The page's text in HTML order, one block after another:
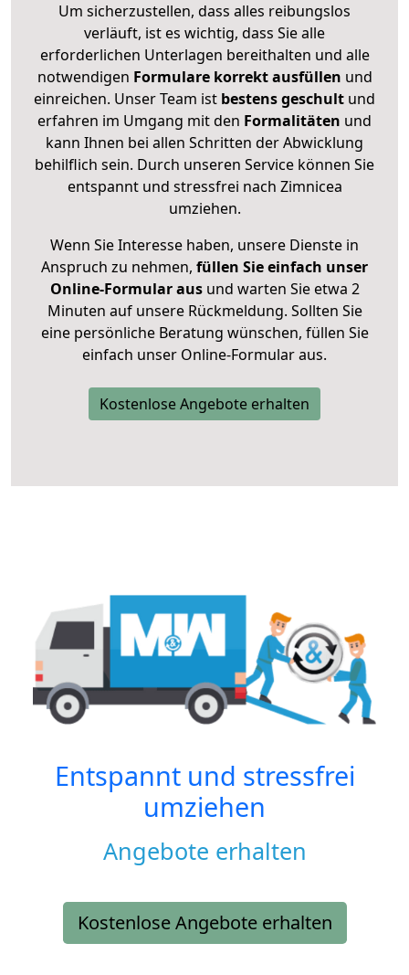
Um sicherzustellen, dass alles reibungslos
verläuft, ist es wichtig, dass Sie alle
erforderlichen Unterlagen bereithalten und alle
notwendigen Formulare korrekt ausfüllen und
einreichen. Unser Team ist bestens geschult und
erfahren im Umgang mit den Formalitäten und
kann Ihnen bei allen Schritten der Abwicklung
behilflich sein. Durch unseren Service können Sie
entspannt und stressfrei nach Zimnicea
umziehen.
Wenn Sie Interesse haben, unsere Dienste in
Anspruch zu nehmen, füllen Sie einfach unser
Online-Formular ausund warten Sie etwa 2
Minuten auf unsere Rückmeldung. Sollten Sie
eine persönliche Beratung wünschen, füllen Sie
einfach unser Online-Formular aus.
Kostenlose Angebote erhalten
Entspannt und stressfrei
umziehen
Angebote erhalten
Kostenlose Angebote erhalten